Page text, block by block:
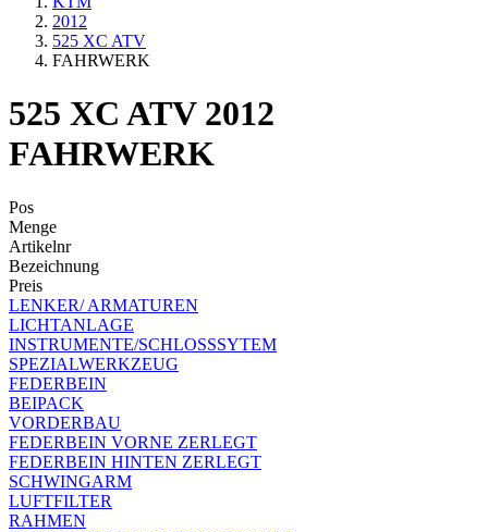
2012
525 XC ATV
FAHRWERK
525 XC ATV 2012
FAHRWERK
Pos
Menge
Artikelnr
Bezeichnung
Preis
LENKER/ ARMATUREN
LICHTANLAGE
INSTRUMENTE/SCHLOSSSYTEM
SPEZIALWERKZEUG
FEDERBEIN
BEIPACK
VORDERBAU
FEDERBEIN VORNE ZERLEGT
FEDERBEIN HINTEN ZERLEGT
SCHWINGARM
LUFTFILTER
RAHMEN